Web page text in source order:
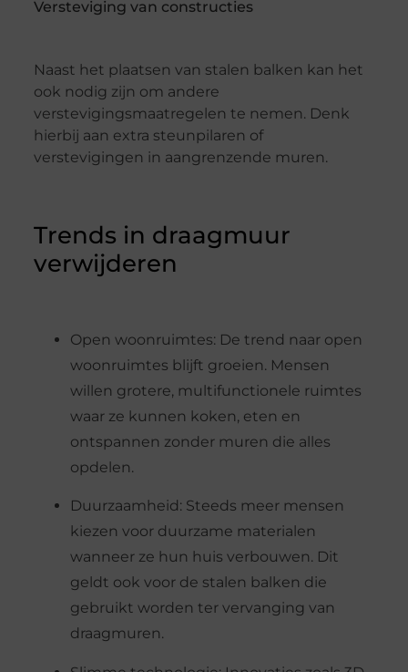
Versteviging van constructies
Naast het plaatsen van stalen balken kan het
ook nodig zijn om andere
verstevigingsmaatregelen te nemen. Denk
hierbij aan extra steunpilaren of
verstevigingen in aangrenzende muren.
Trends in draagmuur
verwijderen
Open woonruimtes: De trend naar open
woonruimtes blijft groeien. Mensen
willen grotere, multifunctionele ruimtes
waar ze kunnen koken, eten en
ontspannen zonder muren die alles
opdelen.
Duurzaamheid: Steeds meer mensen
kiezen voor duurzame materialen
wanneer ze hun huis verbouwen. Dit
geldt ook voor de stalen balken die
gebruikt worden ter vervanging van
draagmuren.